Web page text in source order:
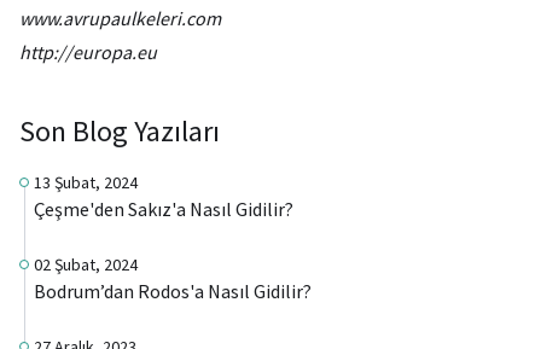
www.avrupaulkeleri.com
http://europa.eu
Son Blog Yazıları
13 Şubat, 2024
Çeşme'den Sakız'a Nasıl Gidilir?
02 Şubat, 2024
Bodrum’dan Rodos'a Nasıl Gidilir?